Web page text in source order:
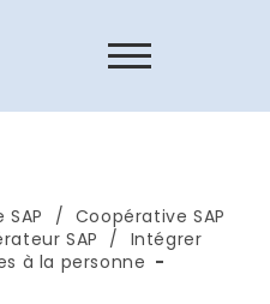
/ Coopérative SAP
SAP / Intégrer
à la personne